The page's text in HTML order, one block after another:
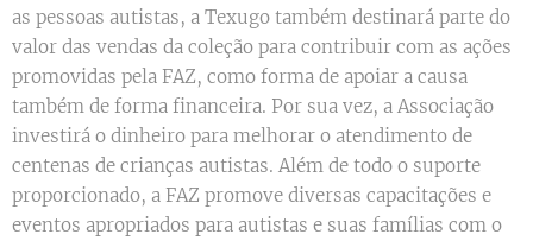
as pessoas autistas, a Texugo também destinará parte do
valor das vendas da coleção para contribuir com as ações
promovidas pela FAZ, como forma de apoiar a causa
também de forma financeira. Por sua vez, a Associação
investirá o dinheiro para melhorar o atendimento de
centenas de crianças autistas. Além de todo o suporte
proporcionado, a FAZ promove diversas capacitações e
eventos apropriados para autistas e suas famílias com o